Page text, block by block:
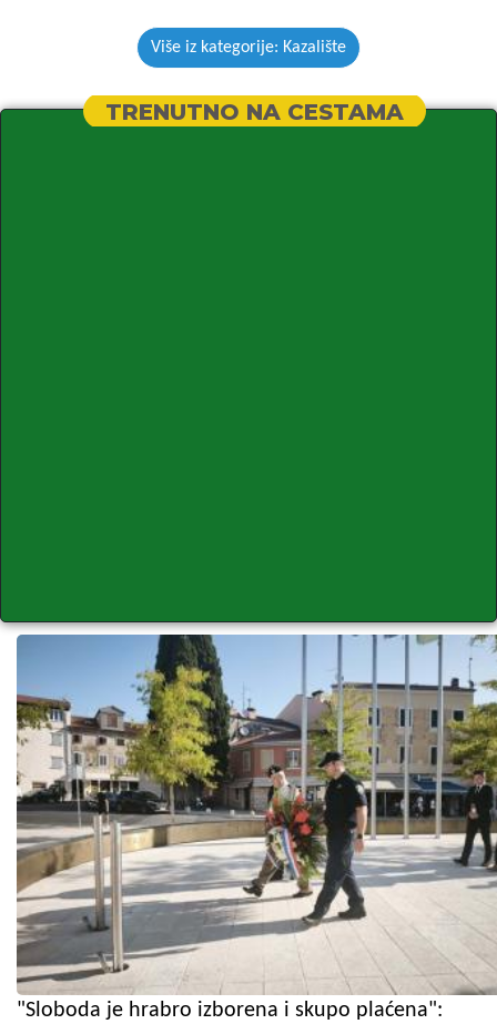
Više iz kategorije: Kazalište
TRENUTNO NA CESTAMA
"Sloboda je hrabro izborena i skupo plaćena":